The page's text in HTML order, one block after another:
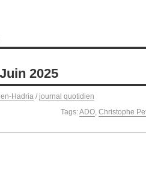
2025
Hadria / journal quotidien
Tags:ADO, Christophe